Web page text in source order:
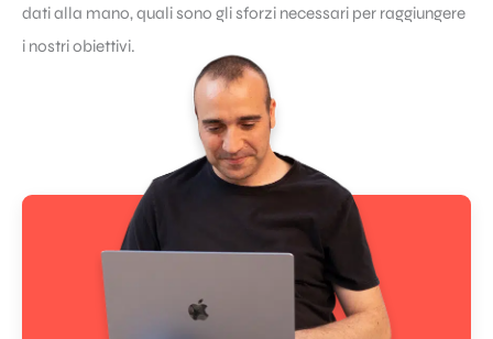
dati alla mano, quali sono gli sforzi necessari per raggiungere
i nostri obiettivi.